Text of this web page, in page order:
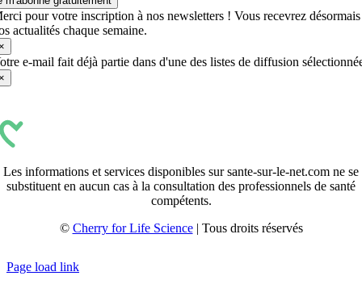
pour votre inscription à nos newsletters ! Vous recevrez désormais
actualités chaque semaine.
e-mail fait déjà partie dans d'une des listes de diffusion
Les informations et services disponibles sur sante-sur-le-net.com ne se
substituent en aucun cas à la consultation des professionnels de santé
compétents.
© Cherry for Life Science| Tous droits réservés
Page load link